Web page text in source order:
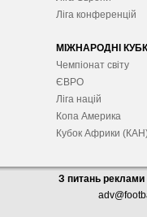
Ліга конференцій
МІЖНАРОДНІ
Чемпіонат світу
ЄВРО
Ліга націй
Копа Америка
Кубок Африки
З питань реклами